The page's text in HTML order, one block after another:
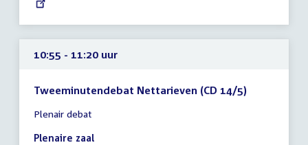
uur
10:55 - 11:20 uur
Tweeminutendebat Nettarieven (CD 14/5)
vergadering
10:55
Plenair debat
Plenaire zaal